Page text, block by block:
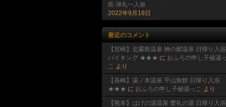
島 弾丸一人旅
2022年9月18日
最近のコメント
【宮崎】北霧島温泉 神の郷温泉 日帰り入
バイキング ★★★ に おふろの申し子秘湯っ
こ より
【長崎】湯ノ本温泉 平山旅館 日帰り入浴
★★★ に おふろの申し子秘湯っこ より
【熊本】はげの湯温泉 豊礼の湯 日帰り入浴